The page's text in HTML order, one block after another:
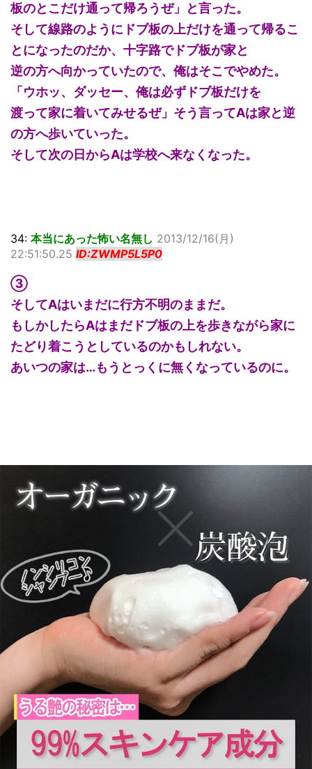
板のとこだけ通って帰ろうぜ」と言った。
そして線路のようにドブ板の上だけを通って帰るこ
とになったのだか、十字路でドブ板が家と
逆の方へ向かっていたので、俺はそこでやめた。
「ウホッ、ダッセー、俺は必ずドブ板だけを
渡って家に着いてみせるぜ」そう言ってAは家と逆
の方へ歩いていった。
そして次の日からAは学校へ来なくなった。
34: 本当にあった怖い名無し 2013/12/16(月)
22:51:50.25 ID:ZWMP5L5P0
③
そしてAはいまだに行方不明のままだ。
もしかしたらAはまだドブ板の上を歩きながら家に
たどり着こうとしているのかもしれない。
あいつの家は…もうとっくに無くなっているのに。